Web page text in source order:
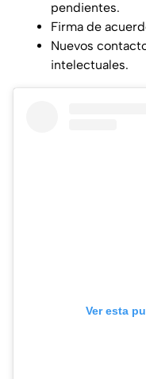
pendientes.
Firma de
Nuevos
intelectuales.
Ver esta